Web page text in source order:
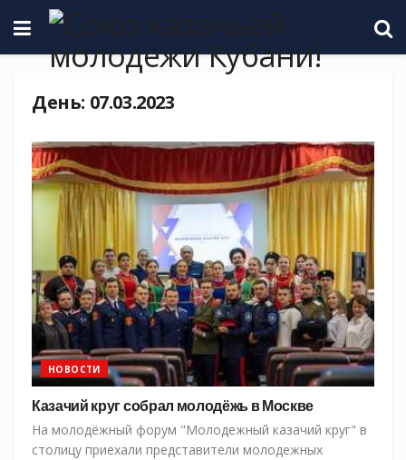
День: 07.03.2023
НОВОСТИ
Казачий круг собрал молодёжь в Москве
На молодёжный форум "Молодежный казачий круг" в
столицу приехали представители молодежных